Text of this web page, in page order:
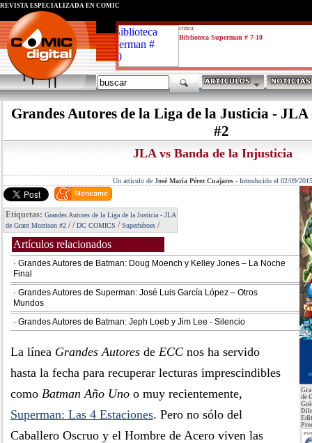
critica
Biblioteca Superman # 7-10
REVISTA ESPECIALIZADA EN CÓMIC
Grandes Autores de la Liga de la Justicia -
#2
JLA vs Banda de la Injusticia
Un artículo de José María Pérez Cuajares- Introducido el 02/09/2015
de
Etiquetas: Grandes Autores de la Liga de la Justicia - JLA
de Grant Morrison #2 //DC COMICS /Superhéroes /
Artículos relacionados
· Grandes Autores de Batman: Doug Moench y Kelley Jones – La Noche
Final
· Grandes Autores de Superman: José Luis García López – Otros
Mundos
· Grandes Autores de Batman: Jeph Loeb y Jim Lee - Silencio
La línea Grandes Autores de ECC nos ha servido
hasta la fecha para recuperar lecturas imprescindibles
como Batman Año Uno o muy recientemente,
Superman: Las 4 Estaciones. Pero no sólo del
Caballero Oscruo y el Hombre de Acero viven las